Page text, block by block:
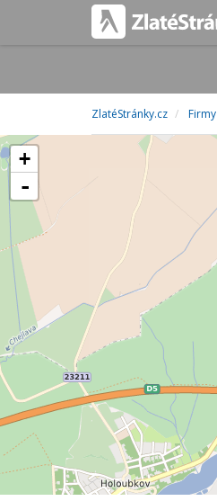
ZlatéStránky.cz Firmy
+
-